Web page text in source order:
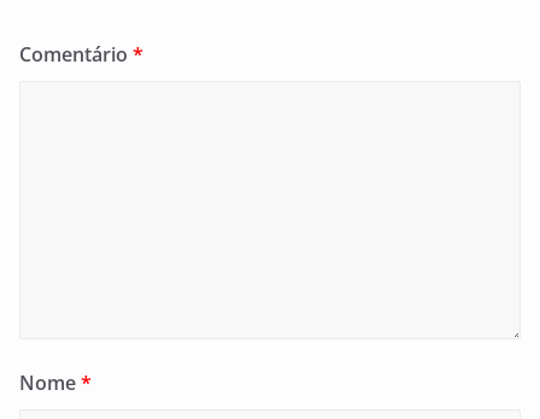
Comentário *
Nome*